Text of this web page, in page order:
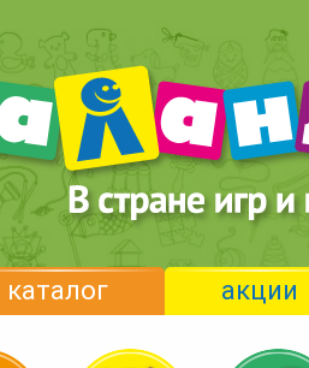
каталог акции